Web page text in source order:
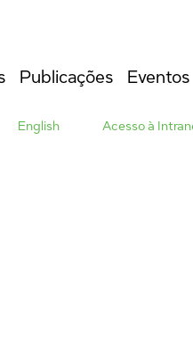
Publicações Eventos
English Acesso à